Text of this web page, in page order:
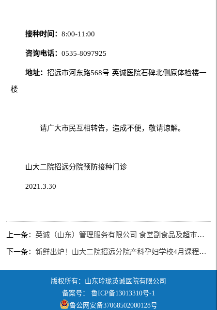
接种时间： 8:00-11:00
咨询电话： 0535-8097925
地址：招远市河东路568号 英诚医院石碑北侧原体检楼一
楼
请广大市民互相转告，造成不便，敬请谅解。
山大二院招远分院预防接种门诊
2021.3.30
上一条：英诚（山东）管理服务有限公司 食堂副食品及超市商品采购信息公告
下一条：新鲜出炉！山大二院招远分院产科孕妇学校4月课程规划
版权所有：山东玲珑英诚医院有限公司
备案号： 鲁ICP备13013310号-1
鲁公网安备37068502000128号